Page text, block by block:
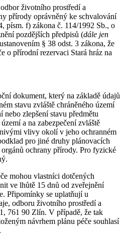
životního prostředí a
přírody oprávněný ke schvalování
písm. f) zákona č. 114/1992 Sb., o
pozdějších předpisů (dále jen
§ 38 odst. 3 zákona, že
o přírodní rezervaci Stará hráz na
dokument, který na základě údajů
stavu zvláště chráněného území
nebo zlepšení stavu předmětu
a na zabezpečení zvláště
vlivy okolí v jeho ochranném
pro jiné druhy plánovacích
ochrany přírody. Pro fyzické
mohou vlastníci dotčených
ve lhůtě 15 dnů od zveřejnění
Připomínky se uplatňují u
odboru životního prostředí a
761 90 Zlín. V případě, že tak
návrhem plánu péče souhlasí